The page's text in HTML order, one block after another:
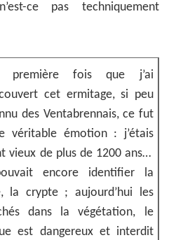
ce pas techniquement
première fois que j’ai
cet ermitage, si peu
des Ventabrennais, ce fut
véritable émotion : j’étais
vieux de plus de 1200 ans…
encore identifier la
la crypte ; aujourd’hui les
dans la végétation, le
est dangereux et interdit